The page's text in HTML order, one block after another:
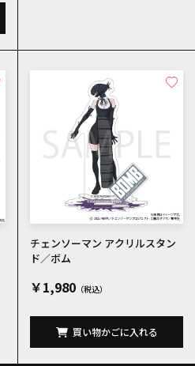
チェンソーマン アクリルスタン
ド／ボム
￥1,980
買い物かごに入れる